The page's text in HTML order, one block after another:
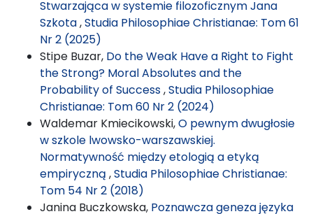
Stwarzająca w systemie filozoficznym Jana
Szkota,Studia Philosophiae Christianae: Tom 61
Nr 2 (2025)
Stipe Buzar, Do the Weak Have a Right to Fight
the Strong? Moral Absolutes and the
Probability of Success,Studia Philosophiae
Christianae: Tom 60 Nr 2 (2024)
Waldemar Kmiecikowski,O pewnym dwugłosie
w szkole lwowsko-warszawskiej.
Normatywność między etologią a etyką
empiryczną ,Studia Philosophiae Christianae:
Tom 54 Nr 2 (2018)
Janina Buczkowska, Poznawcza geneza języka